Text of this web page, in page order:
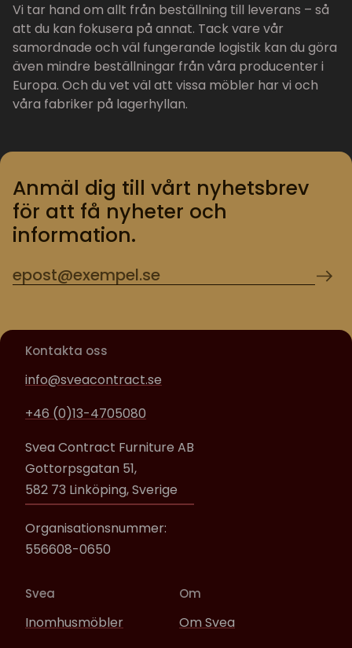
Vi tar hand om allt från beställning till leverans – så
att du kan fokusera på annat. Tack vare vår
samordnade och väl fungerande logistik kan du göra
även mindre beställningar från våra producenter i
Europa. Och du vet väl att vissa möbler har vi och
våra fabriker på lagerhyllan.
Anmäl dig till vårt nyhetsbrev
för att få nyheter och
information.
Kontakta oss
info@sveacontract.se
+46 (0)13-4705080
Svea Contract Furniture AB
Gottorpsgatan 51,
582 73 Linköping, Sverige
Organisationsnummer:
556608-0650
Svea
Inomhusmöbler
Om
Om Svea